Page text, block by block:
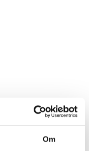
Om
igen om det är